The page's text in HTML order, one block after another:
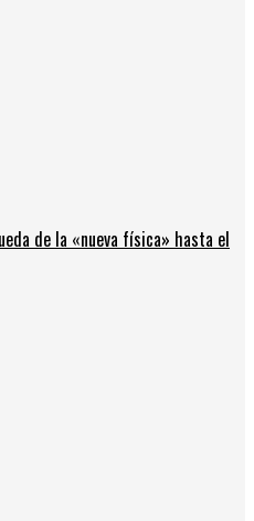
de la «nueva física» hasta el